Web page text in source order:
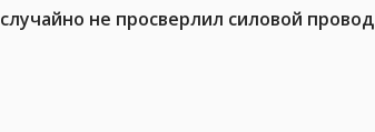
не просверлил силовой провод